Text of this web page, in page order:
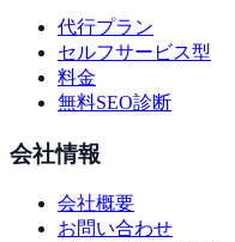
代行プラン
セルフサービス型
料金
無料SEO診断
会社情報
会社概要
お問い合わせ